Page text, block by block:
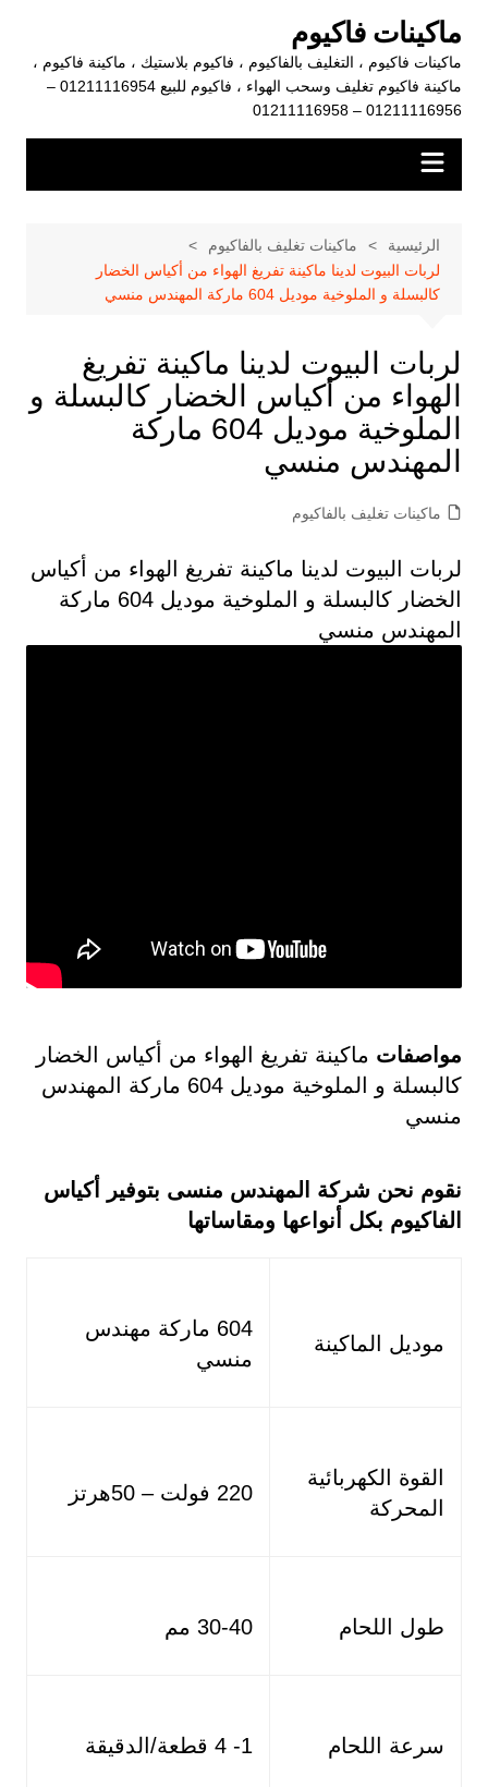
المحتوى
ماكينات فاكيوم
ماكينات فاكيوم ، التغليف بالفاكيوم ، فاكيوم بلاستيك ، ماكينة فاكيوم ،
ماكينة فاكيوم تغليف وسحب الهواء ، فاكيوم للبيع 01211116954 –
01211116956 – 01211116958
الرئيسية
ماكينات تغليف بالفاكيوم
لربات البيوت لدينا ماكينة تفريغ الهواء من أكياس الخضار
كالبسلة و الملوخية موديل 604 ماركة المهندس منسي
لربات البيوت لدينا ماكينة تفريغ
الهواء من أكياس الخضار كالبسلة و
الملوخية موديل 604 ماركة
المهندس منسي
ماكينات تغليف بالفاكيوم
لربات البيوت لدينا ماكينة تفريغ الهواء من أكياس
الخضار كالبسلة و الملوخية موديل 604 ماركة
المهندس منسي
مواصفات ماكينة تفريغ الهواء من أكياس الخضار
كالبسلة و الملوخية موديل 604 ماركة المهندس
منسي
نقوم نحن شركة المهندس منسى بتوفير أكياس
الفاكيوم بكل أنواعها ومقاساتها
موديل الماكينة
604 ماركة مهندس
منسي
القوة الكهربائية
المحركة
220 فولت – 50هرتز
طول اللحام 30-40 مم
سرعة اللحام 1- 4 قطعة/الدقيقة